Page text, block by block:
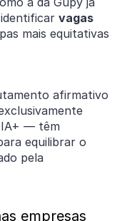
vagas
mais equitativas
afirmativo
— têm
equilibrar o
pela
empresas